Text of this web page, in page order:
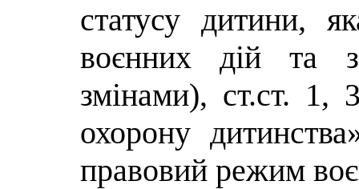
статусу дитини,
воєнних дій та
змінами), ст.ст. 1,
охорону
правовий режим